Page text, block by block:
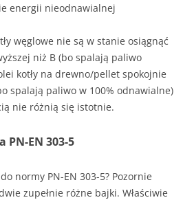
energii nieodnawialnej
węglowe nie są w stanie osiągnąć
niż B (bo spalają paliwo
kotły na drewno/pellet spokojnie
spalają paliwo w 100% odnawialne)
nie różnią się istotnie.
PN-EN 303-5
normy PN-EN 303-5? Pozornie
zupełnie różne bajki. Właściwie